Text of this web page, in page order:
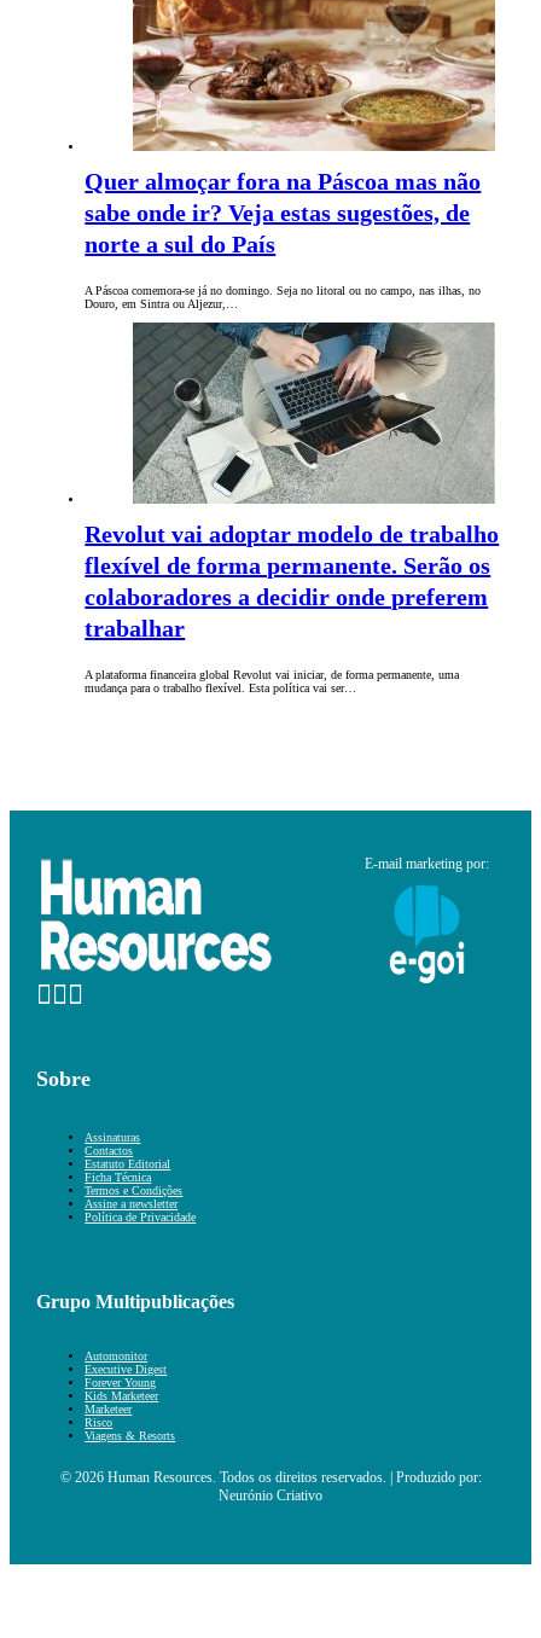
Quer almoçar fora na Páscoa mas não
sabe onde ir? Veja estas sugestões, de
norte a sul do País
A Páscoa comemora-se já no domingo. Seja no litoral ou no campo, nas ilhas, no
Douro, em Sintra ou Aljezur,…
Revolut vai adoptar modelo de trabalho
flexível de forma permanente. Serão os
colaboradores a decidir onde preferem
trabalhar
A plataforma financeira global Revolut vai iniciar, de forma permanente, uma
mudança para o trabalho flexível. Esta política vai ser…
E-mail marketing por:
Sobre
Assinaturas
Contactos
Estatuto Editorial
Ficha Técnica
Termos e Condições
Assine a newsletter
Política de Privacidade
Grupo Multipublicações
Automonitor
Executive Digest
Forever Young
Kids Marketeer
Marketeer
Risco
Viagens & Resorts
© 2026 Human Resources. Todos os direitos reservados. | Produzido por:
Neurónio Criativo